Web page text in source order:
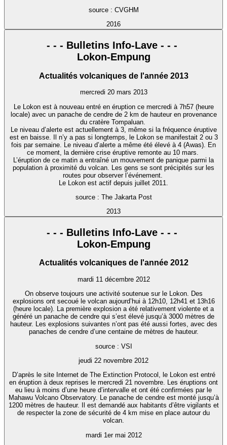
source : CVGHM
2016
- - - Bulletins Info-Lave - - -
Lokon-Empung
Actualités volcaniques de l'année 2013
mercredi 20 mars 2013
Le Lokon est à nouveau entré en éruption ce mercredi à 7h57 (heure
locale) avec un panache de cendre de 2 km de hauteur en provenance
du cratère Tompaluan.
Le niveau d’alerte est actuellement à 3, même si la fréquence éruptive
est en baisse. Il n’y a pas si longtemps, le Lokon se manifestait 2 ou 3
fois par semaine. Le niveau d’alerte a même été élevé à 4 (Awas). En
ce moment, la dernière crise éruptive remonte au 10 mars.
L’éruption de ce matin a entraîné un mouvement de panique parmi la
population à proximité du volcan. Les gens se sont précipités sur les
routes pour observer l’événement.
Le Lokon est actif depuis juillet 2011.
source : The Jakarta Post
2013
- - - Bulletins Info-Lave - - -
Lokon-Empung
Actualités volcaniques de l'année 2012
mardi 11 décembre 2012
On observe toujours une activité soutenue sur le Lokon. Des
explosions ont secoué le volcan aujourd’hui à 12h10, 12h41 et 13h16
(heure locale). La première explosion a été relativement violente et a
généré un panache de cendre qui s’est élevé jusqu’à 3000 mètres de
hauteur. Les explosions suivantes n’ont pas été aussi fortes, avec des
panaches de cendre d’une centaine de mètres de hauteur.
source : VSI
jeudi 22 novembre 2012
D’après le site Internet de The Extinction Protocol, le Lokon est entré
en éruption à deux reprises le mercredi 21 novembre. Les éruptions ont
eu lieu à moins d’une heure d’intervalle et ont été confirmées par le
Mahawu Volcano Observatory. Le panache de cendre est monté jusqu’à
1200 mètres de hauteur. Il est demandé aux habitants d’être vigilants et
de respecter la zone de sécurité de 4 km mise en place autour du
volcan.
mardi 1er mai 2012